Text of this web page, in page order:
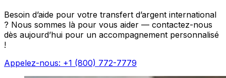
Besoin d’aide pour votre transfert d’argent international
? Nous sommes là pour vous aider — contactez-nous
dès aujourd’hui pour un accompagnement personnalisé
!
Appelez-nous: +1 (800) 772-7779